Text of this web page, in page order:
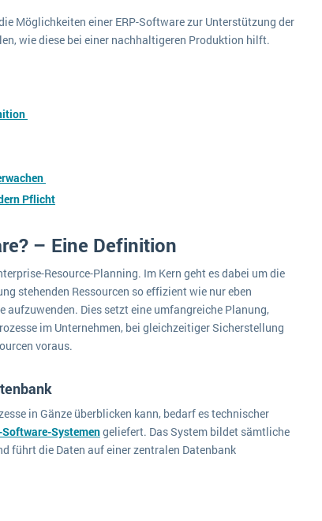
Möglichkeiten einer ERP-Software zur Unterstützung der
wie diese bei einer nachhaltigeren Produktion hilft.
Pflicht
– Eine Definition
Resource-Planning. Im Kern geht es dabei um die
stehenden Ressourcen so effizient wie nur eben
aufzuwenden. Dies setzt eine umfangreiche Planung,
im Unternehmen, bei gleichzeitiger Sicherstellung
voraus.
in Gänze überblicken kann, bedarf es technischer
Software-Systemengeliefert. Das System bildet sämtliche
führt die Daten auf einer zentralen Datenbank